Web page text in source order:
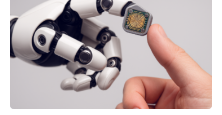
HSHL verantwortet die wissenschaftliche Begleitung
sowie die KI-gestützte Datenauswertung. Das Ziel ist
die Entwicklung eines berührungslosen
Assistenzsystems, das den Zustand der Person
kontinuierlich erfasst, pflegende Personen unterstützt
und in Notfällen selbstständig Alarm schlägt. „Die Idee